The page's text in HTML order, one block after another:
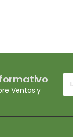
Ventas y